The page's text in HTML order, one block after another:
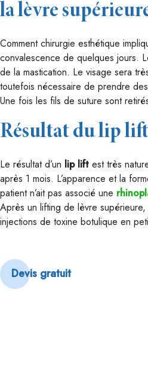
la lèvre
Comment chirurgie esthétique
convalescence de quelques jours.
de la mastication. Le visage sera
toutefois nécessaire de prendre
Une fois les fils de suture sont
Résultat du lip lift
Le résultat d’un lip lift est très
après 1 mois. L’apparence et la
patient n’ait pas associé une
Après un lifting de lèvre supérieure,
injections de toxine botulique en
Devis gratuit